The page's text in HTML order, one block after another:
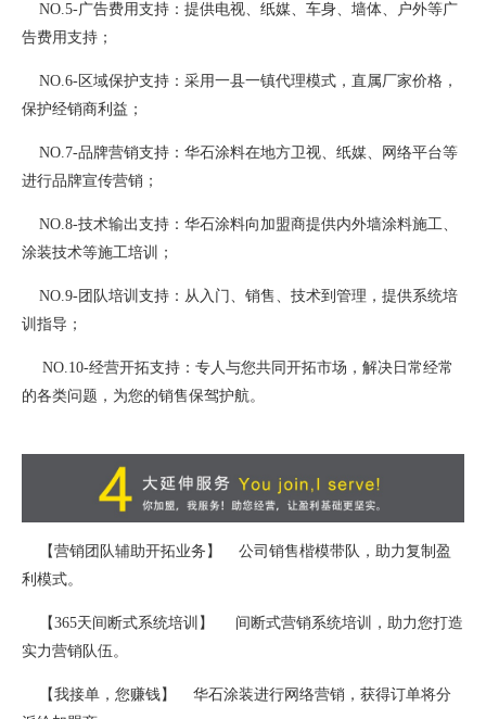
NO.5-广告费用支持：提供电视、纸媒、车身、墙体、户外等广
告费用支持；
NO.6-区域保护支持：采用一县一镇代理模式，直属厂家价格，
保护经销商利益；
NO.7-品牌营销支持：华石涂料在地方卫视、纸媒、网络平台等
进行品牌宣传营销；
NO.8-技术输出支持：华石涂料向加盟商提供内外墙涂料施工、
涂装技术等施工培训；
NO.9-团队培训支持：从入门、销售、技术到管理，提供系统培
训指导；
NO.10-经营开拓支持：专人与您共同开拓市场，解决日常经常
的各类问题，为您的销售保驾护航。
【营销团队辅助开拓业务】 公司销售楷模带队，助力复制盈
利模式。
【365天间断式系统培训】 间断式营销系统培训，助力您打造
实力营销队伍。
【我接单，您赚钱】 华石涂装进行网络营销，获得订单将分